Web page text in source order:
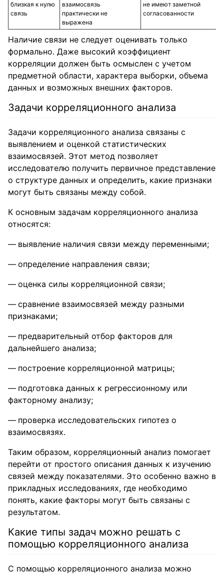
близкая к нулю
связь
взаимосвязь
практически не
выражена
не имеют заметной
согласованности
Наличие связи не следует оценивать только
формально. Даже высокий коэффициент
корреляции должен быть осмыслен с учетом
предметной области, характера выборки, объема
данных и возможных внешних факторов.
Задачи корреляционного анализа
Задачи корреляционного анализа связаны с
выявлением и оценкой статистических
взаимосвязей. Этот метод позволяет
исследователю получить первичное представление
о структуре данных и определить, какие признаки
могут быть связаны между собой.
К основным задачам корреляционного анализа
относятся:
выявление наличия связи между переменными;
определение направления связи;
оценка силы корреляционной связи;
сравнение взаимосвязей между разными
признаками;
предварительный отбор факторов для
дальнейшего анализа;
построение корреляционной матрицы;
подготовка данных к регрессионному или
факторному анализу;
проверка исследовательских гипотез о
взаимосвязях.
Таким образом, корреляционный анализ помогает
перейти от простого описания данных к изучению
связей между показателями. Это особенно важно в
прикладных исследованиях, где необходимо
понять, какие факторы могут быть связаны с
результатом.
Какие типы задач можно решать с
помощью корреляционного анализа
С помощью корреляционного анализа можно